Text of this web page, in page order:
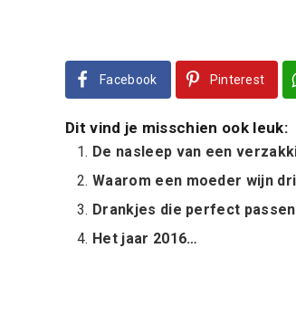
Facebook Pinterest
Dit vind je misschien ook leuk:
De nasleep van een
Waarom een moeder wijn
Drankjes die perfect
Het jaar 2016…